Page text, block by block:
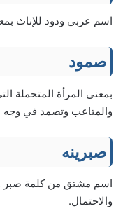
اسم عربي ودود للإناث
صمود
بمعنى المرأة المتحملة
والمتاعب وتصمد في وجه
صبرينه
اسم مشتق من كلمة صبر
والاحتمال.